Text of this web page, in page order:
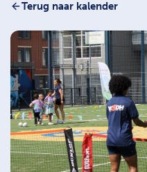
Terug naar kalender